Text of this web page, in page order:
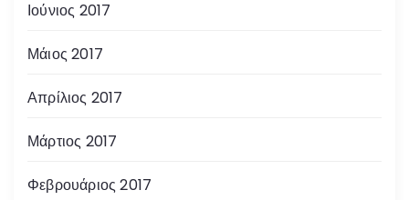
Ιούνιος 2017
Μάιος 2017
Απρίλιος 2017
Μάρτιος 2017
Φεβρουάριος 2017